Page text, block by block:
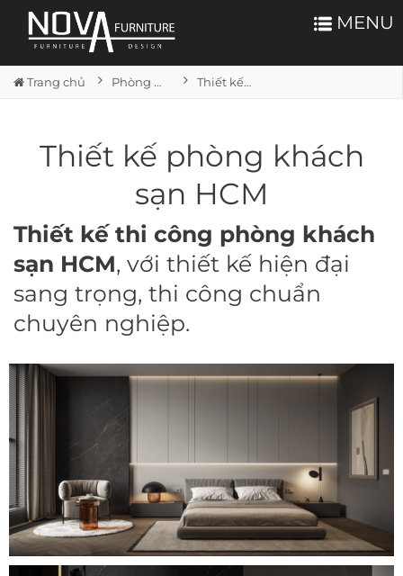
MENU
Trang chủ Phòng ngủ Thiết kế phòng khách sạn HCM
Thiết kế phòng khách
sạn HCM
Thiết kế thi công phòng khách
sạn HCM, với thiết kế hiện đại
sang trọng, thi công chuẩn
chuyên nghiệp.